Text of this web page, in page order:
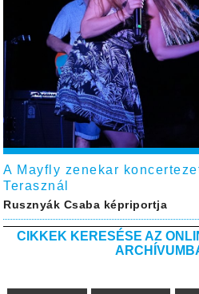
A Mayfly zenekar
Terasznál
Rusznyák Csaba képriportja
CIKKEK KERESÉSE AZ